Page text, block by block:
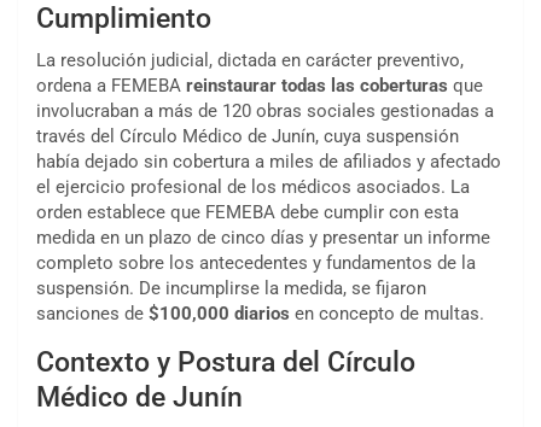
Cumplimiento
La resolución judicial, dictada en carácter preventivo,
ordena a FEMEBA reinstaurar todas las coberturas que
involucraban a más de 120 obras sociales gestionadas a
través del Círculo Médico de Junín, cuya suspensión
había dejado sin cobertura a miles de afiliados y afectado
el ejercicio profesional de los médicos asociados. La
orden establece que FEMEBA debe cumplir con esta
medida en un plazo de cinco días y presentar un informe
completo sobre los antecedentes y fundamentos de la
suspensión. De incumplirse la medida, se fijaron
sanciones de $100,000 diarios en concepto de multas.
Contexto y Postura del Círculo
Médico de Junín